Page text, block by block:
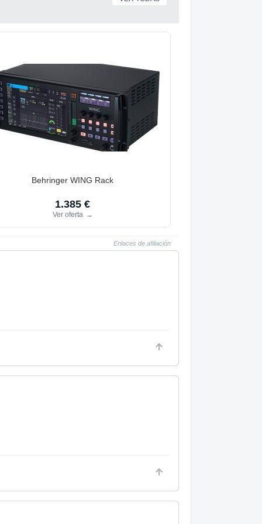
Behringer WING Rack
1.385 €
Ver oferta →
Enlaces de afiliación